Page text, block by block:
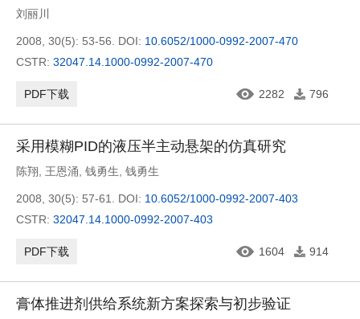
刘丽川
2008, 30(5): 53-56. DOI: 10.6052/1000-0992-2007-470
CSTR: 32047.14.1000-0992-2007-470
PDF下载 2282 796
采用模糊PID的液压半主动悬架的仿真研究
陈翔 王恩涌 钱勇生 钱勇生
2008, 30(5): 57-61. DOI: 10.6052/1000-0992-2007-403
CSTR: 32047.14.1000-0992-2007-403
PDF下载 1604 914
膏体推进剂供给系统新方案探索与初步验证